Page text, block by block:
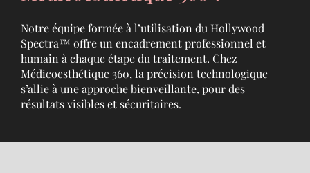
Notre équipe formée à l’utilisation du Hollywood
Spectra™ offre un encadrement professionnel et
humain à chaque étape du traitement. Chez
Médicoesthétique 360, la précision technologique
s’allie à une approche bienveillante, pour des
résultats visibles et sécuritaires.